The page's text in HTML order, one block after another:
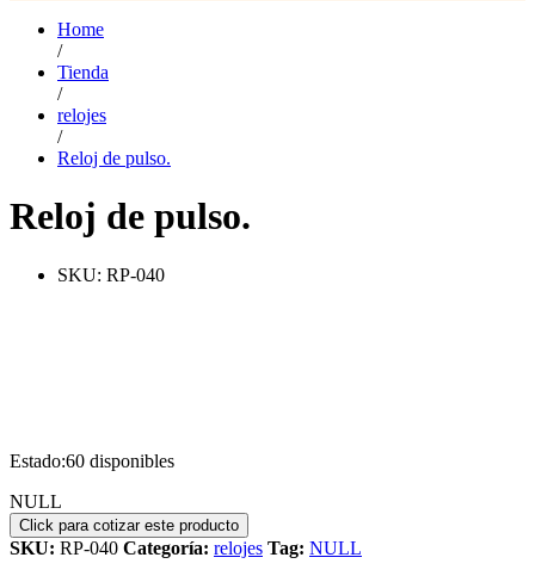
Home
/
Tienda
/
relojes
/
Reloj de pulso.
Reloj de pulso.
SKU: RP-040
Estado:60 disponibles
NULL
SKU: RP-040 Categoría: relojes Tag: NULL